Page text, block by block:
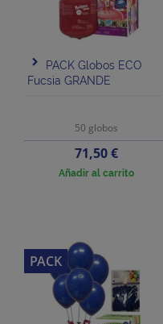
PACK Globos ECO
Fucsia GRANDE
50 globos
Precio
71,50 €
Añadir al carrito
PACK